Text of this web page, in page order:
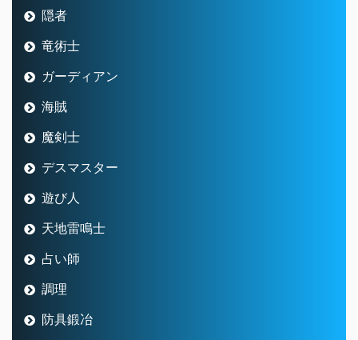
隠者
竜術士
ガーディアン
海賊
魔剣士
デスマスター
遊び人
天地雷鳴士
占い師
調理
防具鍛冶